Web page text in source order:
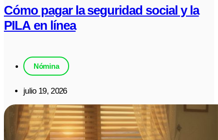
Cómo pagar la seguridad social y la
PILA en línea
Nómina
julio 19, 2026